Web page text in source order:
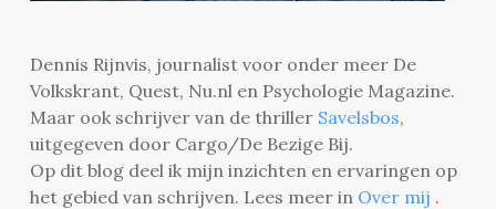
Dennis Rijnvis, journalist voor onder meer De
Volkskrant, Quest, Nu.nl en Psychologie Magazine.
Maar ook schrijver van de thriller Savelsbos,
uitgegeven door Cargo/De Bezige Bij.
Op dit blog deel ik mijn inzichten en ervaringen op
het gebied van schrijven. Lees meer in Over mij .